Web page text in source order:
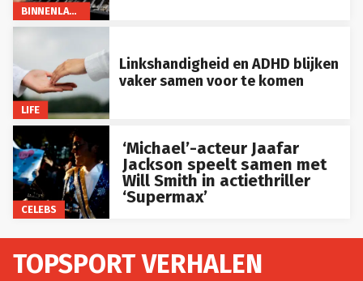
BINNENLAND
LIFE
Linkshandigheid en ADHD blijken
vaker samen voor te komen
CELEBS
‘Michael’-acteur Jaafar
Jackson speelt samen met
Will Smith in actiethriller
‘Supermax’
TOPSPORT VERHALEN